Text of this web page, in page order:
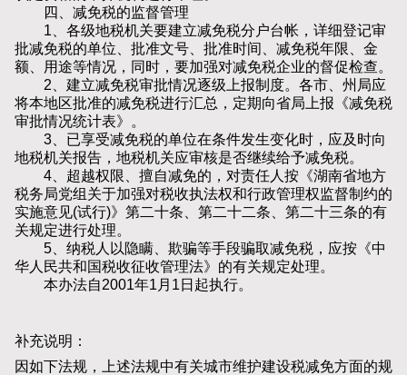
四、减免税的监督管理
1、各级地税机关要建立减免税分户台帐，详细登记审
批减免税的单位、批准文号、批准时间、减免税年限、金
额、用途等情况，同时，要加强对减免税企业的督促检查。
2、建立减免税审批情况逐级上报制度。各市、州局应
将本地区批准的减免税进行汇总，定期向省局上报《减免税
审批情况统计表》。
3、已享受减免税的单位在条件发生变化时，应及时向
地税机关报告，地税机关应审核是否继续给予减免税。
4、超越权限、擅自减免的，对责任人按《湖南省地方
税务局党组关于加强对税收执法权和行政管理权监督制约的
实施意见(试行)》第二十条、第二十二条、第二十三条的有
关规定进行处理。
5、纳税人以隐瞒、欺骗等手段骗取减免税，应按《中
华人民共和国税收征收管理法》的有关规定处理。
本办法自2001年1月1日起执行。
补充说明：
因如下法规，上述法规中有关城市维护建设税减免方面的规